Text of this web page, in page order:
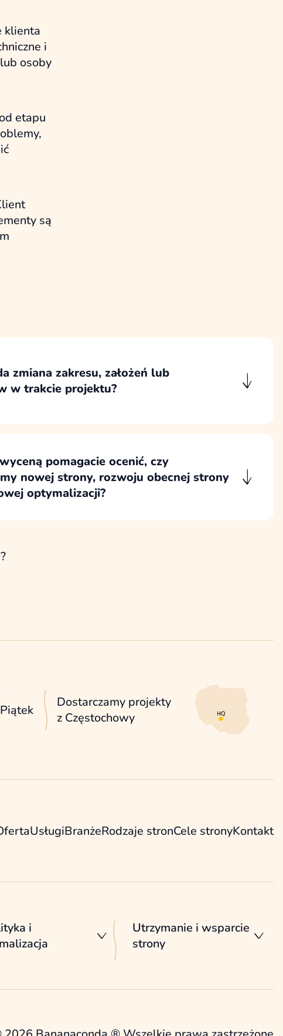
klienta
i
osoby
etapu
są
zmiana zakresu, założeń lub
w trakcie projektu?
pomagacie ocenić, czy
nowej strony, rozwoju obecnej strony
optymalizacji?
Dostarczamy projekty
z Częstochowy
UsługiBranżeRodzaje stronCele stronyKontakt
i
Utrzymanie i wsparcie
strony